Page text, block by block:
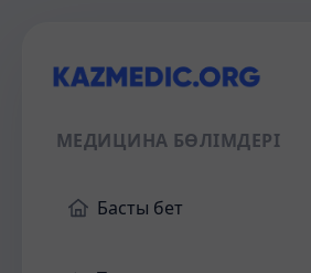
МЕДИЦИНА БӨЛІМДЕРІ
Басты бет